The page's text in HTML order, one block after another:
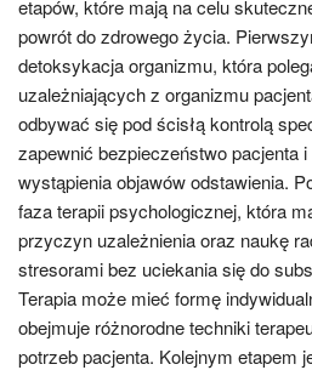
etapów, które mają na celu
powrót do zdrowego życia.
detoksykacja organizmu, która
uzależniających z organizmu
odbywać się pod ścisłą kontrolą
zapewnić bezpieczeństwo pacjenta
wystąpienia objawów odstawienia.
faza terapii psychologicznej, która
przyczyn uzależnienia oraz naukę
stresorami bez uciekania się do
Terapia może mieć formę
obejmuje różnorodne techniki
potrzeb pacjenta. Kolejnym etapem